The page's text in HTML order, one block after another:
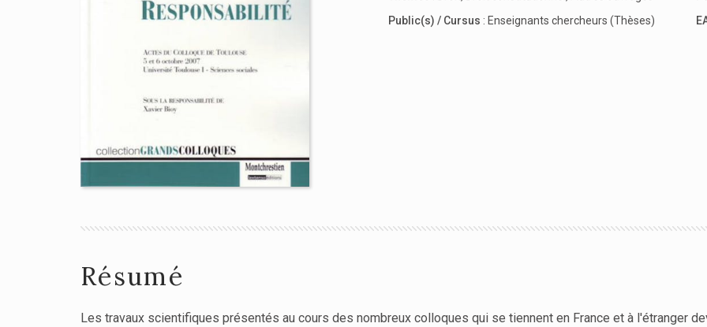
Public(s) / Cursus : Enseignants chercheurs (Thèses)
Résumé
Les travaux scientifiques présentés au cours des nombreux colloques qui se tiennent en France et à l'étranger